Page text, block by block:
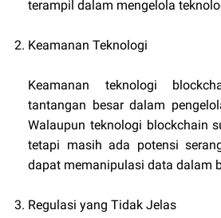
terampil dalam mengelola
Keamanan Teknologi
Keamanan teknologi
tantangan besar dalam
Walaupun teknologi blockchain
tetapi masih ada potensi
dapat memanipulasi data dalam
Regulasi yang Tidak Jelas